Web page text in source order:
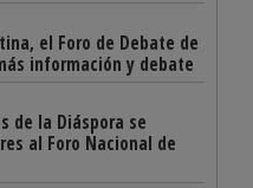
el Foro de Debate de
información y debate
de la Diáspora se
al Foro Nacional de